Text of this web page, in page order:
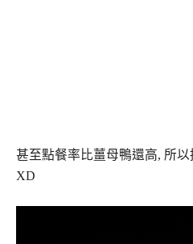
甚至點餐率比薑母鴨還高, 所
XD